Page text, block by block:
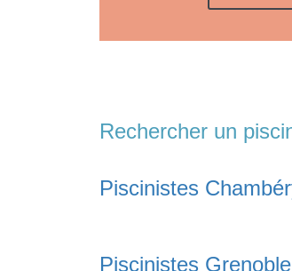
Rechercher un
Piscinistes
Piscinistes Grenoble